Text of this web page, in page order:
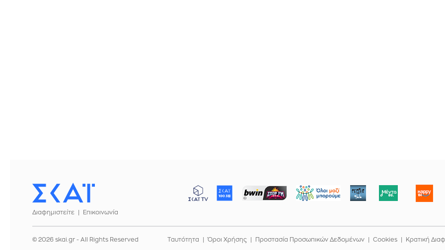
Διαφημιστείτε
Επικοινωνία
© 2026 skai.gr - All Rights Reserved Ταυτότητα Όροι Χρήσης Προστασία Προσωπικών Δεδομένων Cookies Κρατική